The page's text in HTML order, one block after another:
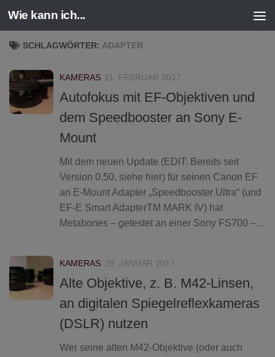
Zum Inhalt springen
Wie kann ich...
SCHLAGWÖRTER: ADAPTER
KAMERAS 11. FEBRUAR 2017
Autofokus mit EF-Objektiven und
dem Speedbooster an Sony E-
Mount
Mit dem neuen Update (EDIT: Bereits seit
Version 0.50, siehe hier) für seinen Canon EF
an E-Mount Adapter „Speedbooster Ultra“ (und
EF-E Smart AdapterTM MARK IV) hat
Metabones – getestet an einer Sony FS700 –...
KAMERAS 29. JANUAR 2017
Alte Objektive, z. B. M42-Linsen,
an digitalen Spiegelreflexkameras
(DSLR) nutzen
Wer seine alten M42-Objektive (oder auch